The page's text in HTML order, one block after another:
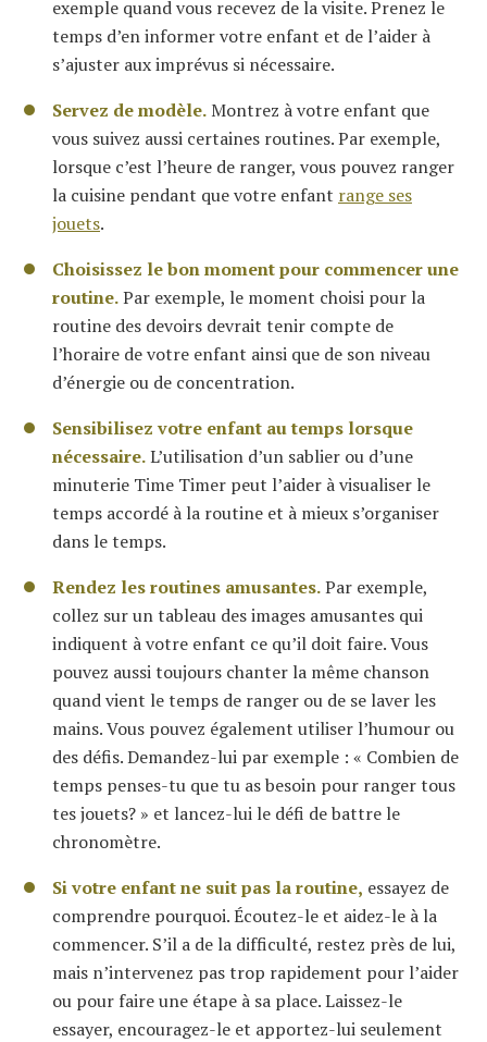
exemple quand vous recevez de la visite. Prenez le
temps d’en informer votre enfant et de l’aider à
s’ajuster aux imprévus si nécessaire.
Servez de modèle.Montrez à votre enfant que
vous suivez aussi certaines routines. Par exemple,
lorsque c’est l’heure de ranger, vous pouvez ranger
la cuisine pendant que votre enfant range ses
jouets.
Choisissez le bon moment pour commencer une
routine.Par exemple, le moment choisi pour la
routine des devoirs devrait tenir compte de
l’horaire de votre enfant ainsi que de son niveau
d’énergie ou de concentration.
Sensibilisez votre enfant au temps lorsque
nécessaire.L’utilisation d’un sablier ou d’une
minuterie Time Timer peut l’aider à visualiser le
temps accordé à la routine et à mieux s’organiser
dans le temps.
Rendez les routines amusantes.Par exemple,
collez sur un tableau des images amusantes qui
indiquent à votre enfant ce qu’il doit faire. Vous
pouvez aussi toujours chanter la même chanson
quand vient le temps de ranger ou de se laver les
mains. Vous pouvez également utiliser l’humour ou
des défis. Demandez-lui par exemple : « Combien de
temps penses-tu que tu as besoin pour ranger tous
tes jouets? » et lancez-lui le défi de battre le
chronomètre.
Si votre enfant ne suit pas la routine, essayez de
comprendre pourquoi. Écoutez-le et aidez-le à la
commencer. S’il a de la difficulté, restez près de lui,
mais n’intervenez pas trop rapidement pour l’aider
ou pour faire une étape à sa place. Laissez-le
essayer, encouragez-le et apportez-lui seulement